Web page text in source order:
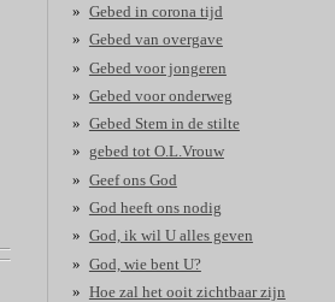
Gebed in corona tijd
Gebed van overgave
Gebed voor jongeren
Gebed voor onderweg
Gebed Stem in de stilte
gebed tot O.L.Vrouw
Geef ons God
God heeft ons nodig
God, ik wil U alles geven
God, wie bent U?
Hoe zal het ooit zichtbaar zijn